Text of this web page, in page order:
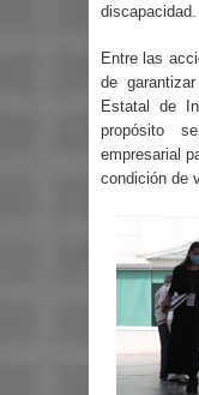
discapacidad.
Entre las
de
Estatal de
propósito
empresarial
condición de